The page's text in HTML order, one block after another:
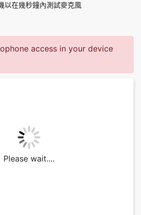
以在幾秒鐘內測試麥克風
access in your device
Please wait....